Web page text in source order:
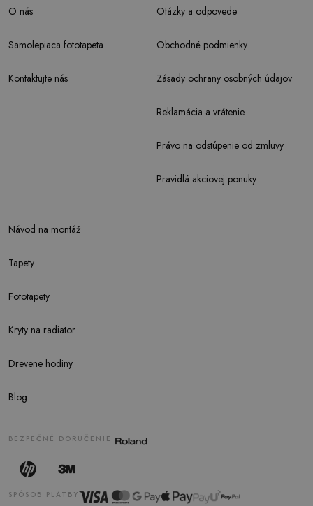
O nás
Samolepiaca fototapeta
Kontaktujte nás
Návod na montáž
Tapety
Fototapety
Kryty na radiator
Drevene hodiny
Blog
Otázky a odpovede
Obchodné podmienky
Zásady ochrany osobných údajov
Reklamácia a vrátenie
Právo na odstúpenie od zmluvy
Pravidlá akciovej ponuky
BEZPEČNÉ DORUČENIE
SPÔSOB PLATBY